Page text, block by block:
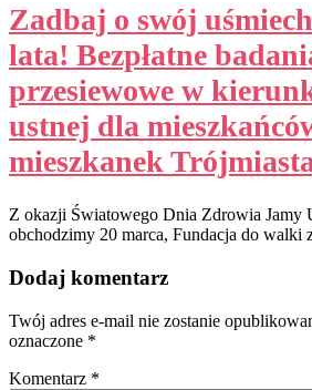
Zadbaj o swój
lata! Bezpłatne
przesiewowe w
ustnej dla
mieszkanek
Z okazji Światowego Dnia Zdrowia Jamy
obchodzimy 20 marca, Fundacja do
Dodaj komentarz
Twój adres e-mail nie zostanie
oznaczone *
Komentarz *